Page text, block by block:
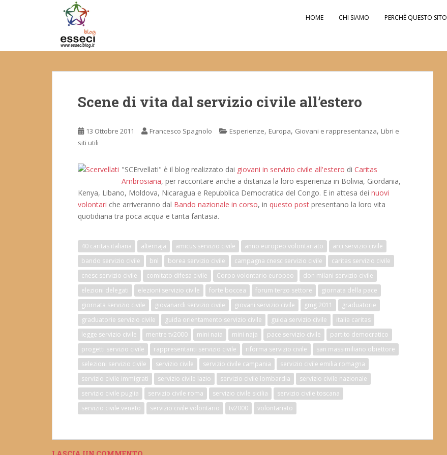
t
HOME CHI SIAMO PERCHÈ QUESTO SITO
Scene di vita dal servizio civile all’estero
13 Ottobre 2011 Francesco Spagnolo Esperienze, Europa, Giovani e rappresentanza, Libri e
siti utili
"SCErvellati" è il blog realizzato dai giovani in servizio civile all'estero di Caritas
Ambrosiana, per raccontare anche a distanza la loro esperienza in Bolivia, Giordania,
Kenya, Libano, Moldova, Nicaragua e Repubblica Democratica del Congo. E in attesa dei nuovi
volontari che arriveranno dal Bando nazionale in corso, in questo post presentano la loro vita
quotidiana tra poca acqua e tanta fantasia.
40 caritas italiana alternaja amicus servizio civile anno europeo volontariato
arci servizio civile
bando servizio civile
bnl borea servizio civile campagna cnesc servizio civile
caritas servizio civile
cnesc servizio civile
comitato difesa civile Corpo volontario europeo
don milani servizio civile
elezioni delegati
elezioni servizio civile forte boccea forum terzo settore
giornata della pace
giornata servizio civile
giovanardi servizio civile giovani servizio civile gmg 2011
graduatorie
graduatorie servizio civile
guida orientamento servizio civile guida servizio civile
italia caritas
legge servizio civile
mentre tv2000 mini naia mini naja pace servizio civile
partito democratico
progetti servizio civile
rappresentanti servizio civile riforma servizio civile
san massimiliano obiettore
selezioni servizio civile
servizio civile servizio civile campania
servizio civile emilia romagna
servizio civile immigrati
servizio civile lazio servizio civile lombardia
servizio civile nazionale
servizio civile puglia
servizio civile roma servizio civile sicilia
servizio civile toscana
servizio civile veneto
servizio civile volontario tv2000 volontariato